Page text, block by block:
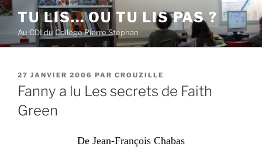
Aller
contenu
principal
TU LIS… OU TU LIS PAS ?
Au CDI du Collège Pierre Stephan
PUBLIÉ
LE
27 JANVIER 2006 PAR CROUZILLE
Fanny a lu Les secrets de Faith
Green
De Jean-François Chabas